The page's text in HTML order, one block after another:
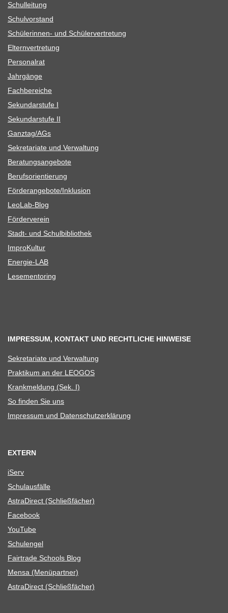
Schul­lei­tung
Schul­vor­stand
Schü­le­rin­nen- und Schülervertretung
Eltern­ver­tre­tung
Per­so­nal­rat
Jahr­gänge
Fach­be­rei­che
Sekun­dar­stufe I
Sekun­dar­stufe II
Ganztag/​​AGs
Sekre­ta­riate und Verwaltung
Bera­tungs­an­ge­bote
Berufs­ori­en­tie­rung
Förderangebote/​​Inklusion
Leo­Lab-Blog
För­der­ver­ein
Stadt- und Schulbibliothek
Impro­Kul­tur
Ener­­gie-LAB
Lese­men­to­ring
IMPRESSUM, KONTAKT UND RECHTLICHE HINWEISE
Sekre­ta­riate und Verwaltung
Prak­ti­kum an der LEOGOS
Krank­mel­dung (Sek. I)
So fin­den Sie uns
Impres­sum und Datenschutzerklärung
EXTERN
iServ
Schul­aus­fälle
Astra­Di­rect (Schließ­fä­cher)
Face­book
You­Tube
Schul­en­gel
Fair­trade Schools Blog
Mensa (Menü­part­ner)
Astra­Di­rect (Schließ­fä­cher)